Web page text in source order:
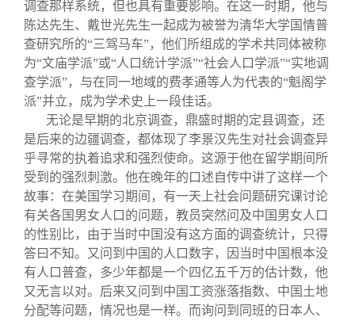
调查那样系统，但也具有重要影响。在这一时期，他与
陈达先生、戴世光先生一起成为被誉为清华大学国情普
查研究所的“三驾马车”，他们所组成的学术共同体被称
为“文庙学派”或“人口统计学派”“社会人口学派”“实地调
查学派”，与在同一地域的费孝通等人为代表的“魁阁学
派”并立，成为学术史上一段佳话。
无论是早期的北京调查，鼎盛时期的定县调查，还
是后来的边疆调查，都体现了李景汉先生对社会调查异
乎寻常的执着追求和强烈使命。这源于他在留学期间所
受到的强烈刺激。他在晚年的口述自传中讲了这样一个
故事：在美国学习期间，有一天上社会问题研究课讨论
有关各国男女人口的问题，教员突然问及中国男女人口
的性别比，由于当时中国没有这方面的调查统计，只得
答曰不知。又问到中国的人口数字，因当时中国根本没
有人口普查，多少年都是一个四亿五千万的估计数，他
又无言以对。后来又问到中国工资涨落指数、中国土地
分配等问题，情况也是一样。而询问到同班的日本人、